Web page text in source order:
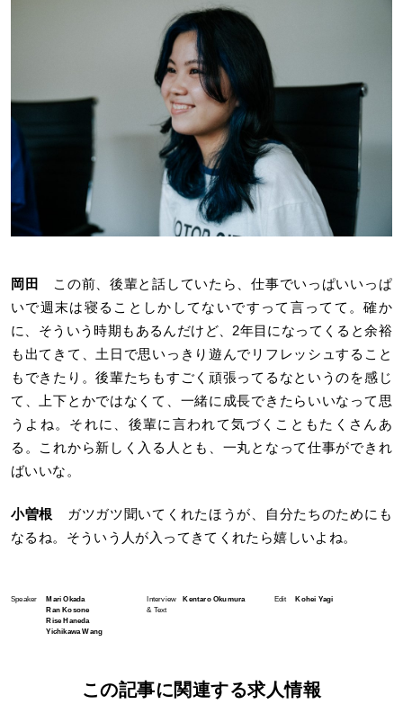
岡田
この前、後輩と話していたら、仕事でいっぱいいっぱ
いで週末は寝ることしかしてないですって言ってて。確か
に、そういう時期もあるんだけど、2年目になってくると余裕
も出てきて、土日で思いっきり遊んでリフレッシュすること
もできたり。後輩たちもすごく頑張ってるなというのを感じ
て、上下とかではなくて、一緒に成長できたらいいなって思
うよね。それに、後輩に言われて気づくこともたくさんあ
る。これから新しく入る人とも、一丸となって仕事ができれ
ばいいな。
小曽根 ガツガツ聞いてくれたほうが、自分たちのためにも
なるね。そういう人が入ってきてくれたら嬉しいよね。
Speaker
Mari Okada
Ran Kosone
Rise Haneda
Yichikawa Wang
Interview
& Text
Kentaro Okumura Edit Kohei Yagi
この記事に関連する求人情報